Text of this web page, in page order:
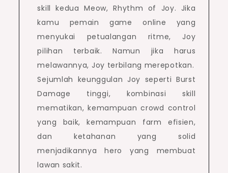
skill kedua Meow, Rhythm of Joy. Jika
kamu pemain game online yang
menyukai petualangan ritme, Joy
pilihan terbaik. Namun jika harus
melawannya, Joy terbilang merepotkan.
Sejumlah keunggulan Joy seperti Burst
Damage tinggi, kombinasi skill
mematikan, kemampuan crowd control
yang baik, kemampuan farm efisien,
dan ketahanan yang solid
menjadikannya hero yang membuat
lawan sakit.